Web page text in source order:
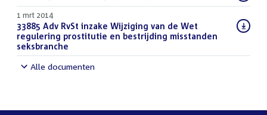
bestand:
1 mrt 2014
Download
bestand:
33885 Adv RvSt inzake Wijziging van de Wet
regulering prostitutie en bestrijding misstanden
seksbranche
Alle documenten